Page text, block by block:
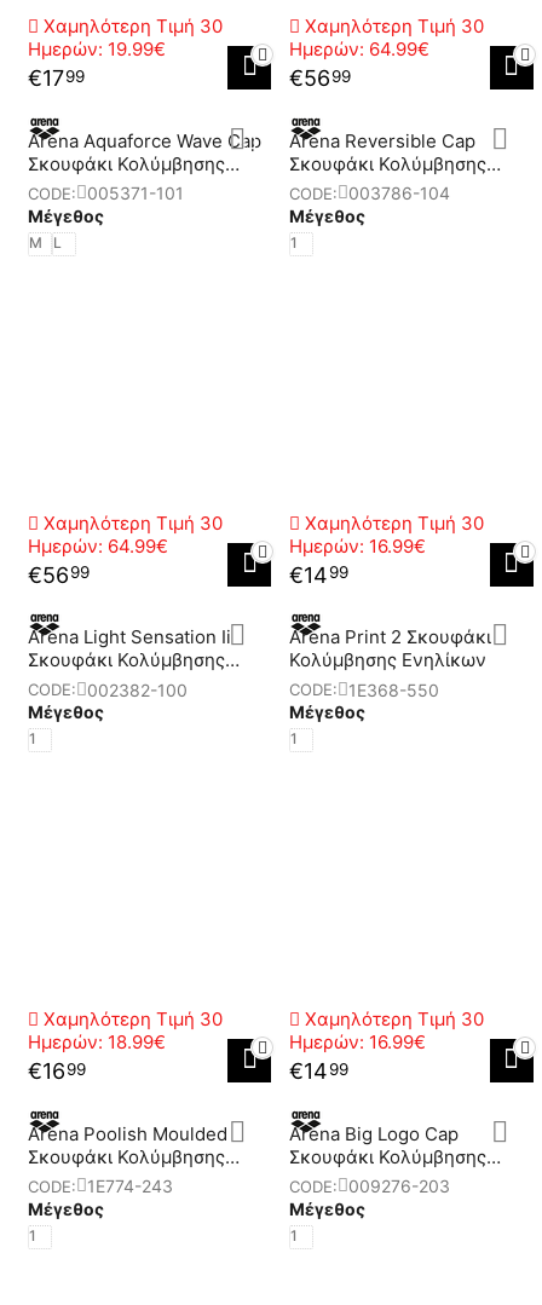
Χαμηλότερη Τιμή 30
Ημερών: 19.99€
€1799
Χαμηλότερη Τιμή 30
Ημερών: 64.99€
€5699
Arena Aquaforce Wave Cap
Σκουφάκι Κολύμβησης
Ενηλίκων
CODE:
005371-101
Μέγεθος
M L
Χαμηλότερη Τιμή 30
Ημερών: 64.99€
€5699
Arena Reversible Cap
Σκουφάκι Κολύμβησης
Ενηλίκων
CODE:
003786-104
Μέγεθος
1
Χαμηλότερη Τιμή 30
Ημερών: 16.99€
€1499
Arena Light Sensation Ii
Σκουφάκι Κολύμβησης
Ενηλίκων
CODE:
002382-100
Μέγεθος
1
Χαμηλότερη Τιμή 30
Ημερών: 18.99€
€1699
Arena Print 2 Σκουφάκι
Κολύμβησης Ενηλίκων
CODE:
1E368-550
Μέγεθος
1
Χαμηλότερη Τιμή 30
Ημερών: 16.99€
€1499
Arena Poolish Moulded
Σκουφάκι Κολύμβησης
Ενηλίκων
CODE:
1E774-243
Μέγεθος
1
Arena Big Logo Cap
Σκουφάκι Κολύμβησης
Ενηλίκων
CODE:
009276-203
Μέγεθος
1